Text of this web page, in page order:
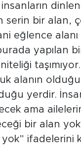
serin bir alan,
eğlence alanı
yapılan
alanın
yerdir.
ama
bir alan
ifadelerini